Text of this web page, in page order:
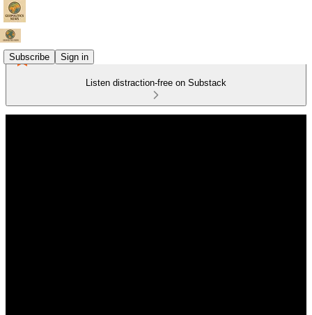
Subscribe Sign in
Listen distraction-free on Substack